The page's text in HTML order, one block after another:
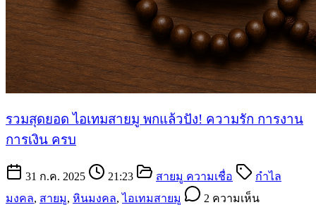
รวมสุดยอด ไอเทมสายมู พกแล้วปัง! ความรัก การงาน
การเงิน ครบ
31 ก.ค. 2025 21:23 สายมู ความเชื่อ
กำไล
มงคล, สายมู, หินมงคล,ไอเทมสายมู 2 ความเห็น